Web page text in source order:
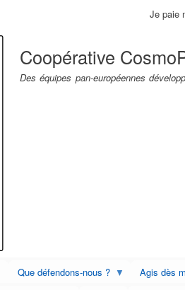
Je paie
Coopérative
Des équipes pan-européennes
Que défendons-nous ? Agis dès